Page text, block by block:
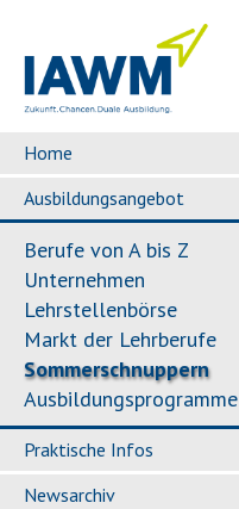
Home
Ausbildungsangebot
Berufe von A bis Z
Unternehmen
Lehrstellenbörse
Markt der Lehrberufe
Sommerschnuppern
Ausbildungsprogramme
Praktische Infos
Newsarchiv